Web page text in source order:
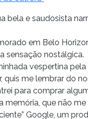
bela e saudosista
em Belo
sensação nostálgica.
vespertina
quis me lembrar do
para comprar
que não
Google, um